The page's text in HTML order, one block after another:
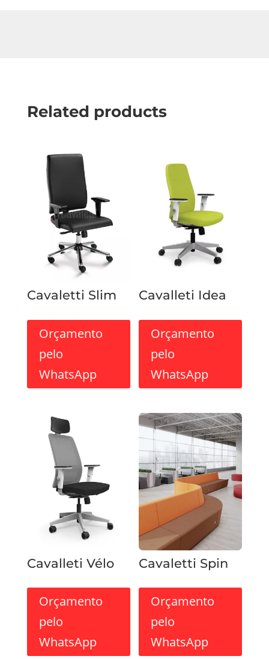
Related products
Cavaletti Slim
Orçamento
pelo
WhatsApp
Cavalleti Idea
Orçamento
pelo
WhatsApp
Cavalleti Vélo
Orçamento
pelo
WhatsApp
Cavaletti Spin
Orçamento
pelo
WhatsApp